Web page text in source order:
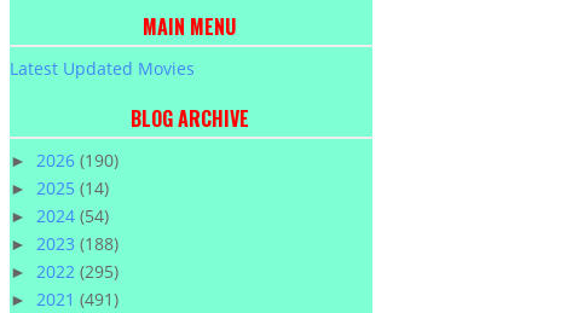
MAIN MENU
Latest Updated Movies
BLOG ARCHIVE
► 2026 (190)
► 2025 (14)
► 2024 (54)
► 2023 (188)
► 2022 (295)
► 2021 (491)